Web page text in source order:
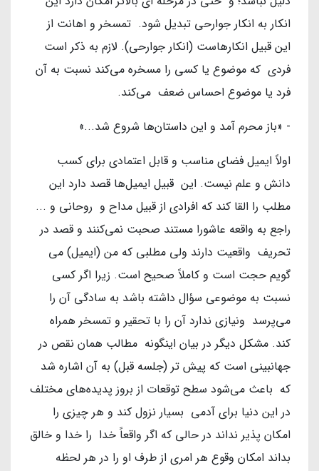
انکار به انکار جوارحی تبدیل شود. تمسخر و اهانت از
این قبیل انکارهاست (انکار جوارحی). لازم به ذکر است
فردی که موضوع یا کسی را مسخره می‌کند نسبت به آن
فرد یا موضوع احساس ضعف می‌کند.
- «باز محرم آمد و این داستان‌ها شروع شد...»
اولاً ایمیل فضای مناسب و قابل اعتمادی برای کسب
دانش و علم نیست. این قبیل ایمیل‌ها قصد دارد این
مطلب را القا کند که افرادی از قبیل مداح و روحانی و ...
راجع به واقعه عاشورا مستند صحبت نمی‌کنند و قصد در
تحریف واقعیت دارند ولی مطلبی که من (ایمیل) می
گویم حجت است و کاملاً صحیح است. زیرا اگر کسی
نسبت به موضوعی سؤال داشته باشد به سادگی آن را
می‌پرسد ونیازی ندارد آن را با تحقیر و تمسخر همراه
کند. مشکل دیگر در بیان اینگونه مطالب همان نقص در
جهانبینی است که پیش تر (جلسه قبل) به آن اشاره شد
که باعث می‌شود سطح توقعات از بروز پدیده‌های مختلف
در این دنیا برای آدمی بسیار نزول کند و هر چیزی را
امکان پذیر نداند در حالی که اگر واقعاً خدا را خدا و خالق
بداند امکان وقوع هر امری از طرف او را در هر لحظه